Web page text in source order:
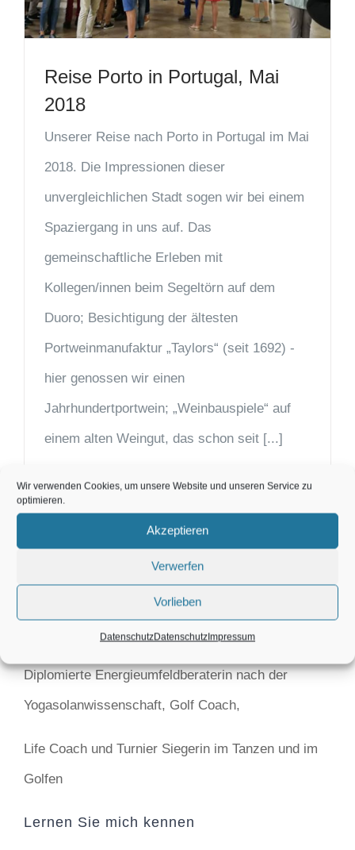
Wir verwenden Cookies, um unsere Website und unseren Service zu
optimieren.
Akzeptieren
Verwerfen
Vorlieben
DatenschutzDatenschutzImpressum
Reise Porto in Portugal, Mai
2018
Unserer Reise nach Porto in Portugal im Mai
2018. Die Impressionen dieser
unvergleichlichen Stadt sogen wir bei einem
Spaziergang in uns auf. Das
gemeinschaftliche Erleben mit
Kollegen/innen beim Segeltörn auf dem
Duoro; Besichtigung der ältesten
Portweinmanufaktur „Taylors“ (seit 1692) -
hier genossen wir einen
Jahrhundertportwein; „Weinbauspiele“ auf
einem alten Weingut, das schon seit [...]
Karin Maier
Diplomierte Energieumfeldberaterin nach der
Yogasolanwissenschaft, Golf Coach,
Life Coach und Turnier Siegerin im Tanzen und im
Golfen
Lernen Sie mich kennen